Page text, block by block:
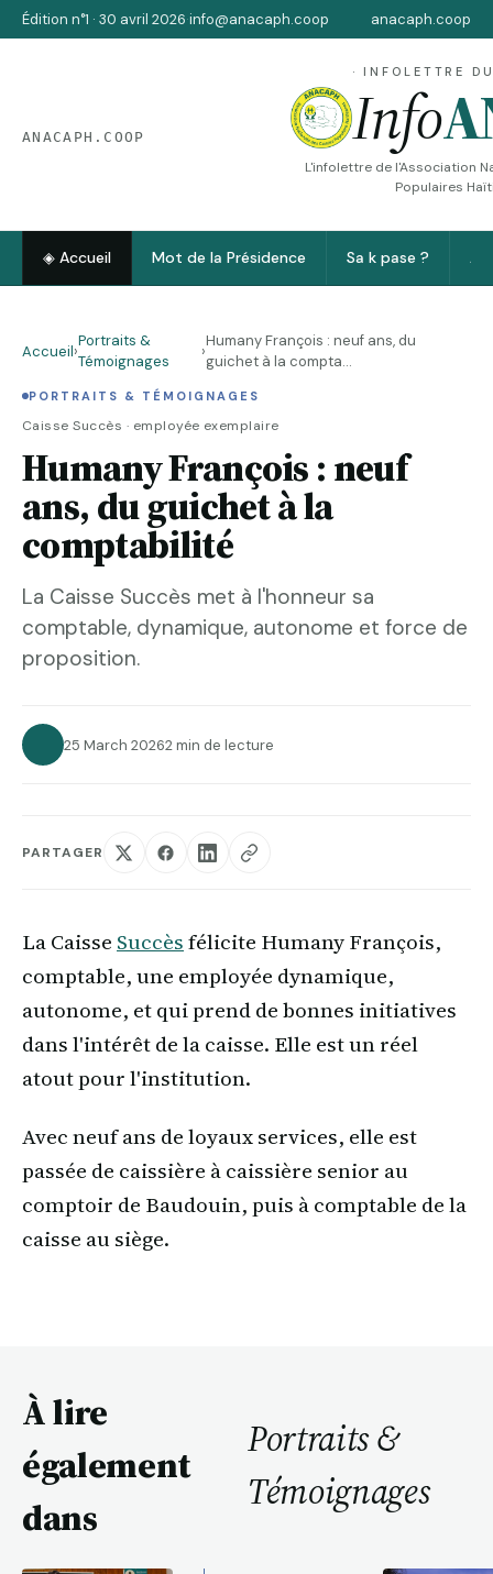
Édition n°1 · 30 avril 2026·info@anacaph.coop anacaph.coop
ANACAPH.COOP
· INFOLETTRE
Info
L'infolettre de l'Association
Populaires
◈ Accueil Mot de la Présidence Sa k pase ?
Accueil›
Portraits &
Témoignages
›
Humany François : neuf ans, du
guichet à la compta...
PORTRAITS & TÉMOIGNAGES
Caisse Succès · employée exemplaire
Humany François : neuf
ans, du guichet à la
comptabilité
La Caisse Succès met à l'honneur sa
comptable, dynamique, autonome et force de
proposition.
25 March 20262 min de lecture
PARTAGER
La Caisse Succèsfélicite Humany François,
comptable, une employée dynamique,
autonome, et qui prend de bonnes initiatives
dans l'intérêt de la caisse. Elle est un réel
atout pour l'institution.
Avec neuf ans de loyaux services, elle est
passée de caissière à caissière senior au
comptoir de Baudouin, puis à comptable de la
caisse au siège.
À lire
également
dans
Portraits &
Témoignages